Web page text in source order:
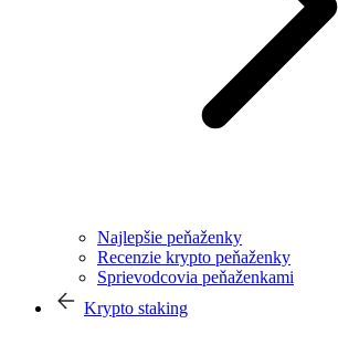
Najlepšie peňaženky
Recenzie krypto peňaženky
Sprievodcovia peňaženkami
Krypto staking